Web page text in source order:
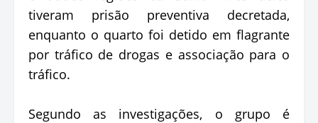
tiveram prisão preventiva decretada,
enquanto o quarto foi detido em flagrante
por tráfico de drogas e associação para o
tráfico.
Segundo as investigações, o grupo é